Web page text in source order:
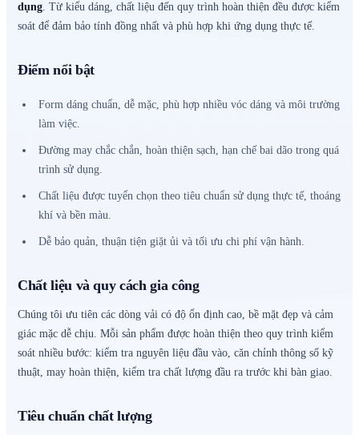
dụng. Từ kiểu dáng, chất liệu đến quy trình hoàn thiện đều được kiểm
soát để đảm bảo tính đồng nhất và phù hợp khi ứng dụng thực tế.
Điểm nổi bật
Form dáng chuẩn, dễ mặc, phù hợp nhiều vóc dáng và môi trường
làm việc.
Đường may chắc chắn, hoàn thiện sạch, hạn chế bai dão trong quá
trình sử dụng.
Chất liệu được tuyển chọn theo tiêu chuẩn sử dụng thực tế, thoáng
khí và bền màu.
Dễ bảo quản, thuận tiện giặt ủi và tối ưu chi phí vận hành.
Chất liệu và quy cách gia công
Chúng tôi ưu tiên các dòng vải có độ ổn định cao, bề mặt đẹp và cảm
giác mặc dễ chịu. Mỗi sản phẩm được hoàn thiện theo quy trình kiểm
soát nhiều bước: kiểm tra nguyên liệu đầu vào, căn chỉnh thông số kỹ
thuật, may hoàn thiện, kiểm tra chất lượng đầu ra trước khi bàn giao.
Tiêu chuẩn chất lượng